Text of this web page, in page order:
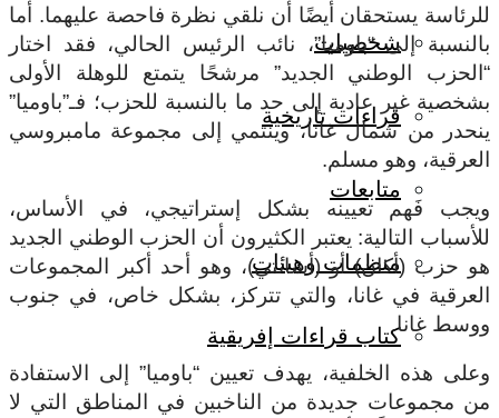
شخصيات
قراءات تاريخية
متابعات
منظمات وهيئات
كتاب قراءات إفريقية
للرئاسة يستحقان أيضًا أن نلقي نظرة فاحصة عليهما. أما
بالنسبة إلى “باوميا”، نائب الرئيس الحالي، فقد اختار
“الحزب الوطني الجديد” مرشحًا يتمتع للوهلة الأولى
بشخصية غير عادية إلى حد ما بالنسبة للحزب؛ فـ”باوميا”
ينحدر من شمال غانا، وينتمي إلى مجموعة مامبروسي
العرقية، وهو مسلم.
ويجب فَهم تعيينه بشكل إستراتيجي، في الأساس،
للأسباب التالية: يعتبر الكثيرون أن الحزب الوطني الجديد
هو حزب (أكان) أو (أشانتي)، وهو أحد أكبر المجموعات
العرقية في غانا، والتي تتركز، بشكل خاص، في جنوب
ووسط غانا.
وعلى هذه الخلفية، يهدف تعيين “باوميا” إلى الاستفادة
من مجموعات جديدة من الناخبين في المناطق التي لا